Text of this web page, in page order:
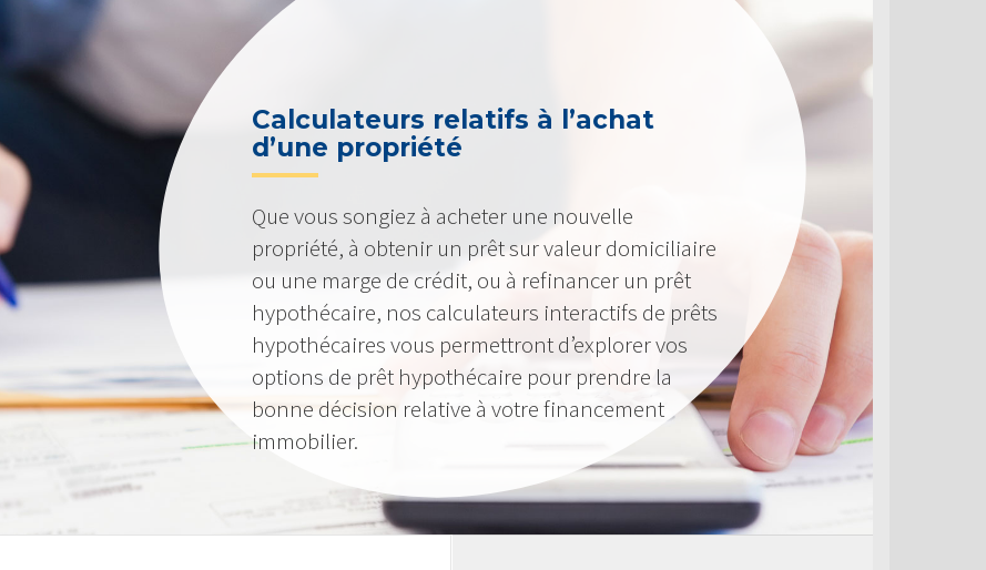
Calculateurs relatifs à l’achat
d’une propriété
Que vous songiez à acheter une nouvelle
propriété, à obtenir un prêt sur valeur domiciliaire
ou une marge de crédit, ou à refinancer un prêt
hypothécaire, nos calculateurs interactifs de prêts
hypothécaires vous permettront d’explorer vos
options de prêt hypothécaire pour prendre la
bonne décision relative à votre financement
immobilier.